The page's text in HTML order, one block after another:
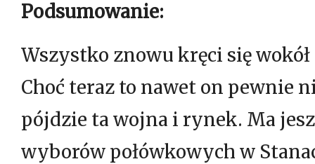
Podsumowanie:
Wszystko znowu kręci się
Choć teraz to nawet on pewnie
pójdzie ta wojna i rynek. Ma
wyborów połówkowych w